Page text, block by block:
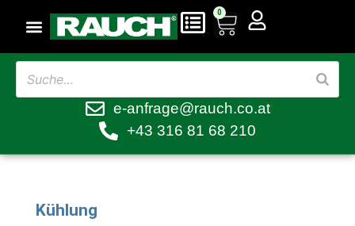
0
e-anfrage@rauch.co.at
+43 316 81 68 210
Kühlung